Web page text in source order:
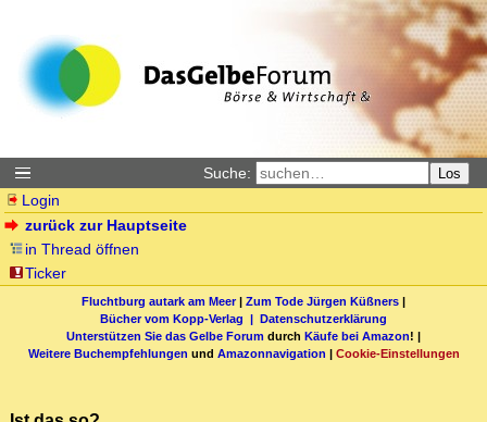
Suche: Los
Login
zurück zur Hauptseite
in Thread öffnen
Ticker
Fluchtburg autark am Meer| Zum Tode Jürgen Küßners |
Bücher vom Kopp-Verlag | Datenschutzerklärung
Unterstützen Sie das Gelbe Forum durch Käufe bei Amazon! |
Weitere Buchempfehlungen und Amazonnavigation | Cookie-Einstellungen